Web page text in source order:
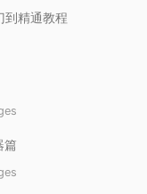
到精通教程
篇